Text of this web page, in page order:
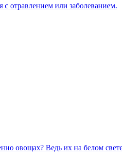
с отравлением или заболеванием.
овощах? Ведь их на белом